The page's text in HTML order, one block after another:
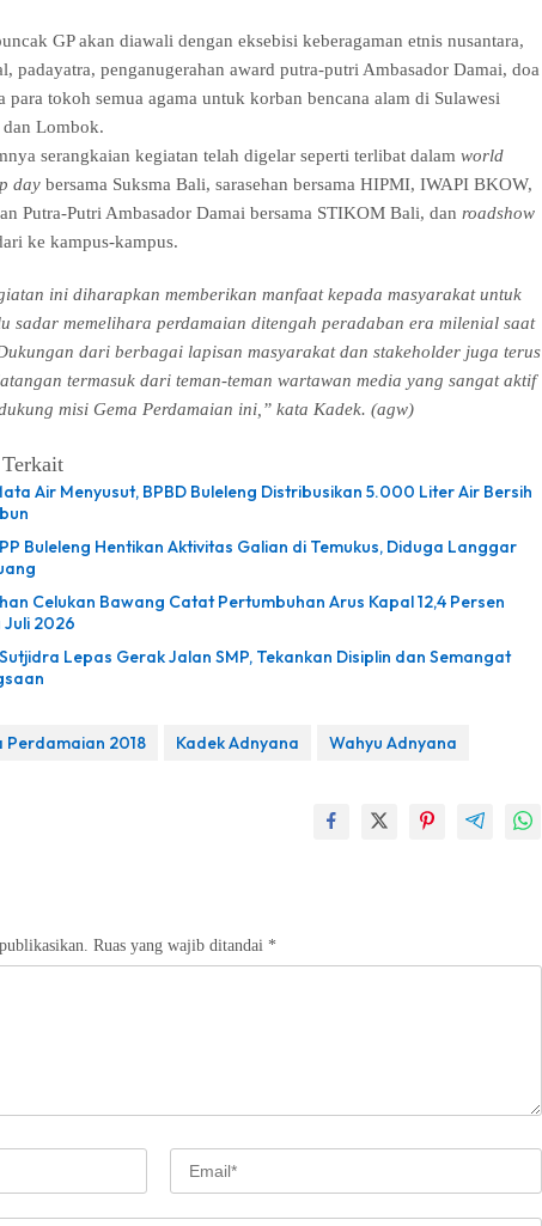
GP akan diawali dengan eksebisi keberagaman etnis nusantara,
padayatra, penganugerahan award putra-putri Ambasador Damai, doa
para tokoh semua agama untuk korban bencana alam di Sulawesi
dan Lombok.
serangkaian kegiatan telah digelar seperti terlibat dalam world
day bersama Suksma Bali, sarasehan bersama HIPMI, IWAPI BKOW,
Putra-Putri Ambasador Damai bersama STIKOM Bali, dan roadshow
ke kampus-kampus.
ini diharapkan memberikan manfaat kepada masyarakat untuk
sadar memelihara perdamaian ditengah peradaban era milenial saat
dari berbagai lapisan masyarakat dan stakeholder juga terus
termasuk dari teman-teman wartawan media yang sangat aktif
misi Gema Perdamaian ini,” kata Kadek. (agw)
Air Menyusut, BPBD Buleleng Distribusikan 5.000 Liter Air Bersih
Buleleng Hentikan Aktivitas Galian di Temukus, Diduga Langgar
Celukan Bawang Catat Pertumbuhan Arus Kapal 12,4 Persen
Juli 2026
Lepas Gerak Jalan SMP, Tekankan Disiplin dan Semangat
Perdamaian 2018 Kadek Adnyana Wahyu Adnyana
Ruas yang wajib ditandai *